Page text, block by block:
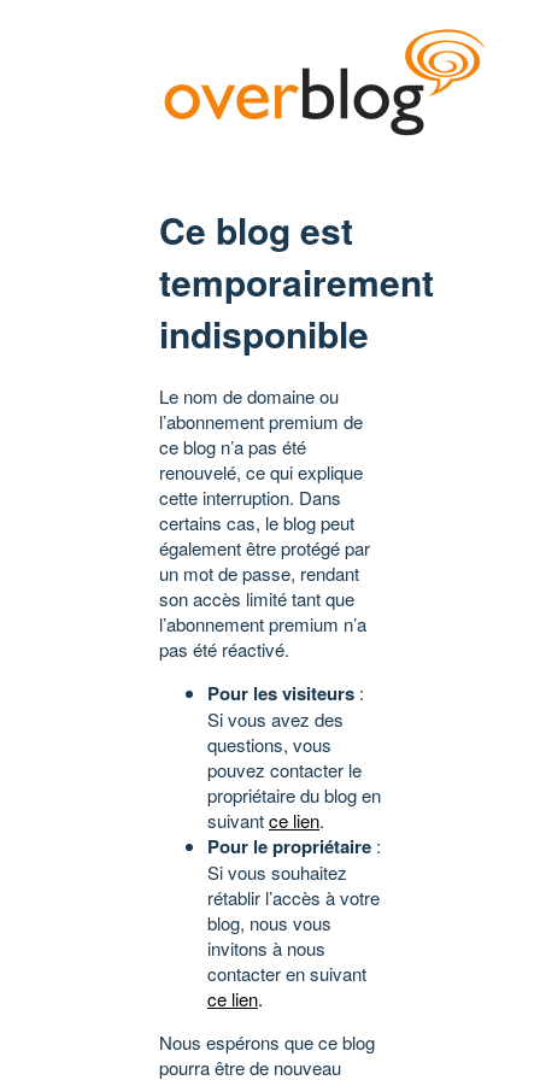
Ce blog est
temporairement
indisponible
Le nom de domaine ou
l’abonnement premium de
ce blog n’a pas été
renouvelé, ce qui explique
cette interruption. Dans
certains cas, le blog peut
également être protégé par
un mot de passe, rendant
son accès limité tant que
l’abonnement premium n’a
pas été réactivé.
Pour les visiteurs :
Si vous avez des
questions, vous
pouvez contacter le
propriétaire du blog en
suivantce lien.
Pour le propriétaire :
Si vous souhaitez
rétablir l’accès à votre
blog, nous vous
invitons à nous
contacter en suivant
ce lien.
Nous espérons que ce blog
pourra être de nouveau